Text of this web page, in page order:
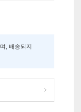
, 배송되지